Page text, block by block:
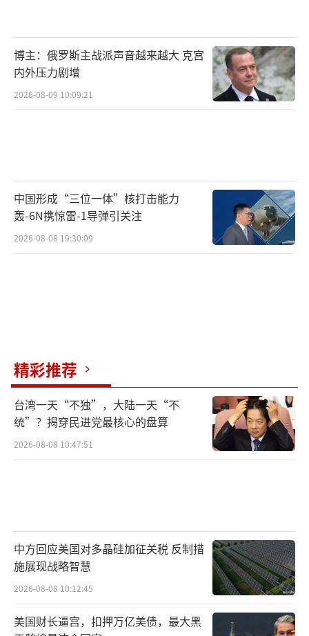
博主：俄罗斯主战派声音越来越大 克宫
内外压力剧增
2026-08-09 10:09:21
中国形成“三位一体”核打击能力
轰-6N携惊雷-1导弹引关注
2026-08-08 19:30:09
精彩推荐
台湾一天“不独”，大陆一天“不
统”？揭穿民进党最核心的盘算
2026-08-08 10:47:51
中方回应美国对多晶硅加征关税 反制措
施展现战略智慧
2026-08-08 10:12:45
美国财长逼宫，扣押万亿美债，最大黑